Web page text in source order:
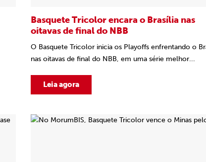
Basquete Tricolor encara o Brasília nas
oitavas de final do NBB
O Basquete Tricolor inicia os Playoffs enfrentando o
nas oitavas de final do NBB, em uma série melhor...
Leia agora